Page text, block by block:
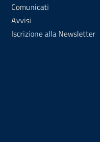
Comunicati
Avvisi
Iscrizione alla Newsletter